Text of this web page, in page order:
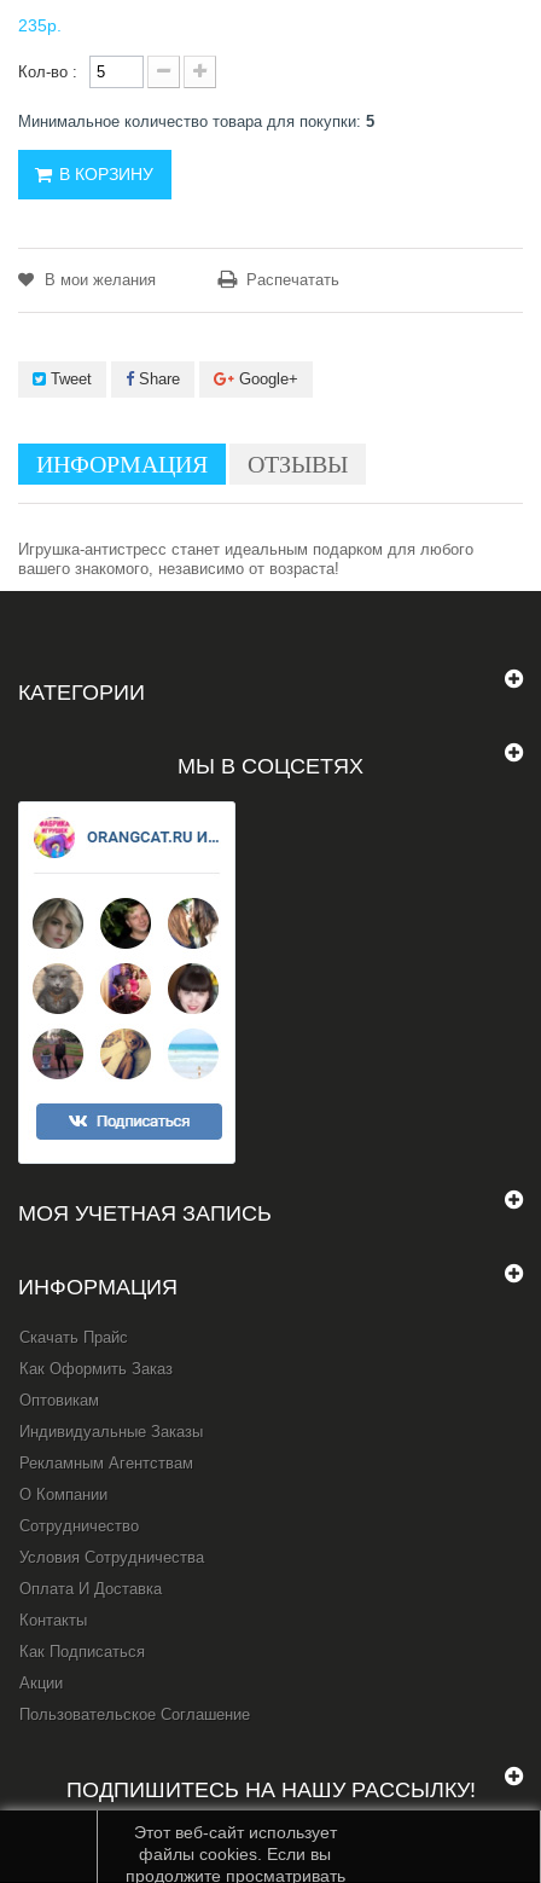
235р.
Кол-во :
Минимальное количество товара для покупки: 5
В КОРЗИНУ
В мои желания Распечатать
Tweet Share Google+
ИНФОРМАЦИЯ ОТЗЫВЫ
Игрушка-антистресс станет идеальным подарком для любого
вашего знакомого, независимо от возраста!
КАТЕГОРИИ
МЫ В СОЦСЕТЯХ
МОЯ УЧЕТНАЯ ЗАПИСЬ
ИНФОРМАЦИЯ
Скачать Прайс
Как Оформить Заказ
Оптовикам
Индивидуальные Заказы
Рекламным Агентствам
О Компании
Сотрудничество
Условия Сотрудничества
Оплата И Доставка
Контакты
Как Подписаться
Акции
Пользовательское Соглашение
ПОДПИШИТЕСЬ НА НАШУ РАССЫЛКУ!
Этот веб-сайт использует
файлы cookies. Если вы
продолжите просматривать